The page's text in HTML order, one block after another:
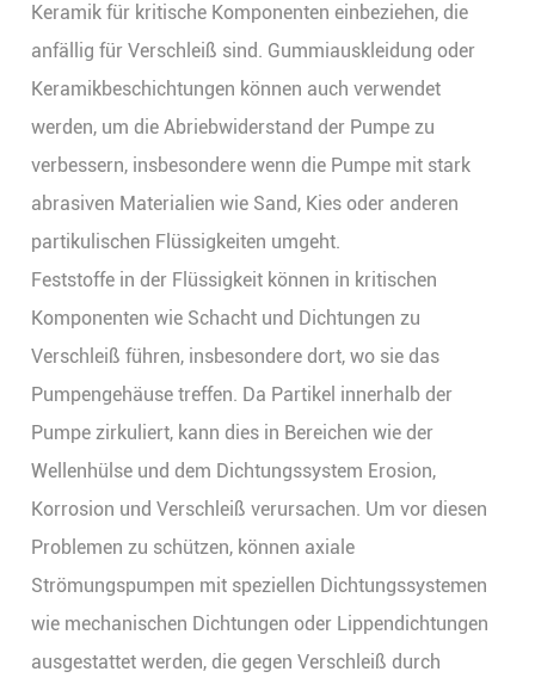
Keramik für kritische Komponenten einbeziehen, die
anfällig für Verschleiß sind. Gummiauskleidung oder
Keramikbeschichtungen können auch verwendet
werden, um die Abriebwiderstand der Pumpe zu
verbessern, insbesondere wenn die Pumpe mit stark
abrasiven Materialien wie Sand, Kies oder anderen
partikulischen Flüssigkeiten umgeht.
Feststoffe in der Flüssigkeit können in kritischen
Komponenten wie Schacht und Dichtungen zu
Verschleiß führen, insbesondere dort, wo sie das
Pumpengehäuse treffen. Da Partikel innerhalb der
Pumpe zirkuliert, kann dies in Bereichen wie der
Wellenhülse und dem Dichtungssystem Erosion,
Korrosion und Verschleiß verursachen. Um vor diesen
Problemen zu schützen, können axiale
Strömungspumpen mit speziellen Dichtungssystemen
wie mechanischen Dichtungen oder Lippendichtungen
ausgestattet werden, die gegen Verschleiß durch